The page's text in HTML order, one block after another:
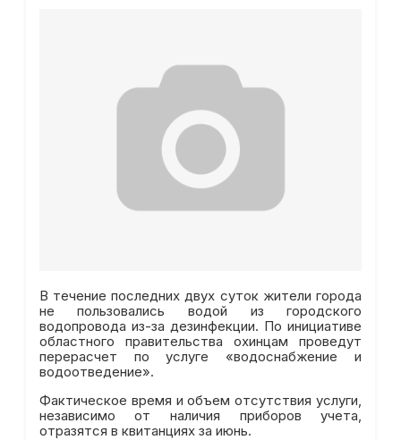
В течение последних двух суток жители города
не пользовались водой из городского
водопровода из-за дезинфекции. По инициативе
областного правительства охинцам проведут
перерасчет по услуге «водоснабжение и
водоотведение».
Фактическое время и объем отсутствия услуги,
независимо от наличия приборов учета,
отразятся в квитанциях за июнь.